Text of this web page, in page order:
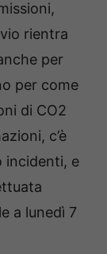
rientra
per
per come
di CO2
c’è
incidenti, e
a lunedì 7